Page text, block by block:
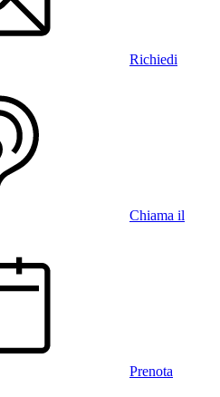
Richiedi
Chiama il
Prenota